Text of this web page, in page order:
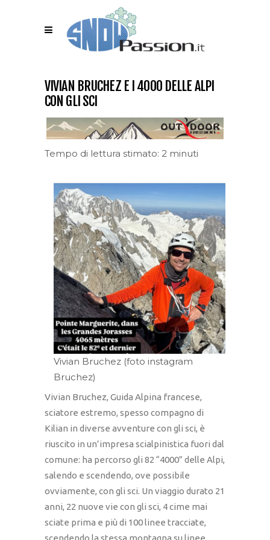
VIVIAN BRUCHEZ E I 4000 DELLE ALPI
CON GLI SCI
Tempo di lettura stimato: 2 minuti
Vivian Bruchez (foto instagram
Bruchez)
Vivian Bruchez, Guida Alpina francese,
sciatore estremo, spesso compagno di
Kilian in diverse avventure con gli sci, è
riuscito in un’impresa scialpinistica fuori dal
comune: ha percorso gli 82 “4000” delle Alpi,
salendo e scendendo, ove possibile
ovviamente, con gli sci. Un viaggio durato 21
anni, 22 nuove vie con gli sci, 4 cime mai
sciate prima e più di 100 linee tracciate,